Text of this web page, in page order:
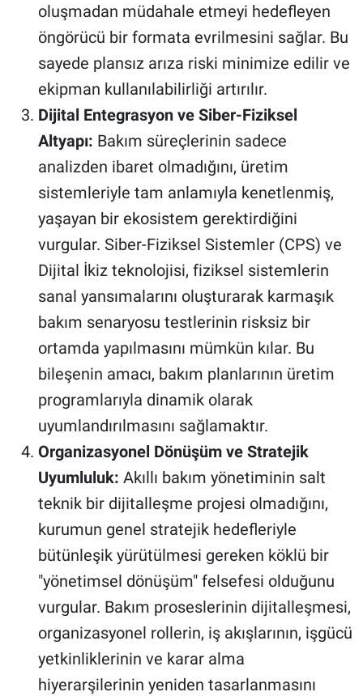
oluşmadan müdahale etmeyi hedefleyen
öngörücü bir formata evrilmesini sağlar. Bu
sayede plansız arıza riski minimize edilir ve
ekipman kullanılabilirliği artırılır.
Dijital Entegrasyon ve Siber-Fiziksel
Altyapı: Bakım süreçlerinin sadece
analizden ibaret olmadığını, üretim
sistemleriyle tam anlamıyla kenetlenmiş,
yaşayan bir ekosistem gerektirdiğini
vurgular. Siber-Fiziksel Sistemler (CPS) ve
Dijital İkiz teknolojisi, fiziksel sistemlerin
sanal yansımalarını oluşturarak karmaşık
bakım senaryosu testlerinin risksiz bir
ortamda yapılmasını mümkün kılar. Bu
bileşenin amacı, bakım planlarının üretim
programlarıyla dinamik olarak
uyumlandırılmasını sağlamaktır.
Organizasyonel Dönüşüm ve Stratejik
Uyumluluk: Akıllı bakım yönetiminin salt
teknik bir dijitalleşme projesi olmadığını,
kurumun genel stratejik hedefleriyle
bütünleşik yürütülmesi gereken köklü bir
"yönetimsel dönüşüm" felsefesi olduğunu
vurgular. Bakım proseslerinin dijitalleşmesi,
organizasyonel rollerin, iş akışlarının, işgücü
yetkinliklerinin ve karar alma
hiyerarşilerinin yeniden tasarlanmasını